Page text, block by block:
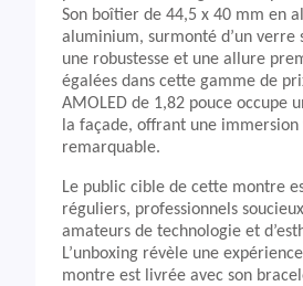
Son boîtier de 44,5 x 40 mm en
aluminium, surmonté d’un verre
une robustesse et une allure
égalées dans cette gamme de
AMOLED de 1,82 pouce occupe
la façade, offrant une immersion
remarquable.
Le public cible de cette montre
réguliers, professionnels
amateurs de technologie et
L’unboxing révèle une
montre est livrée avec son